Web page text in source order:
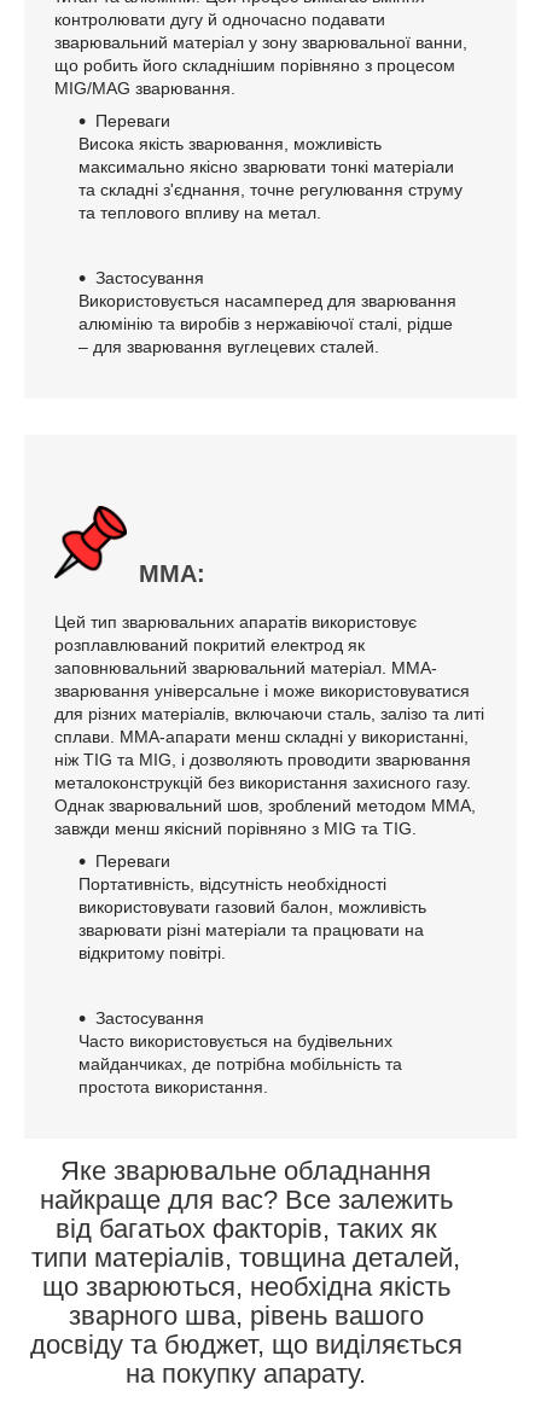
контролювати дугу й одночасно подавати
зварювальний матеріал у зону зварювальної ванни,
що робить його складнішим порівняно з процесом
MIG/MAG зварювання.
Переваги
Висока якість зварювання, можливість
максимально якісно зварювати тонкі матеріали
та складні з'єднання, точне регулювання струму
та теплового впливу на метал.
Застосування
Використовується насамперед для зварювання
алюмінію та виробів з нержавіючої сталі, рідше
– для зварювання вуглецевих сталей.
MMA:
Цей тип зварювальних апаратів використовує
розплавлюваний покритий електрод як
заповнювальний зварювальний матеріал. MMA-
зварювання універсальне і може використовуватися
для різних матеріалів, включаючи сталь, залізо та литі
сплави. ММА-апарати менш складні у використанні,
ніж TIG та MIG, і дозволяють проводити зварювання
металоконструкцій без використання захисного газу.
Однак зварювальний шов, зроблений методом ММА,
завжди менш якісний порівняно з MIG та TIG.
Переваги
Портативність, відсутність необхідності
використовувати газовий балон, можливість
зварювати різні матеріали та працювати на
відкритому повітрі.
Застосування
Часто використовується на будівельних
майданчиках, де потрібна мобільність та
простота використання.
Яке зварювальне обладнання
найкраще для вас? Все залежить
від багатьох факторів, таких як
типи матеріалів, товщина деталей,
що зварюються, необхідна якість
зварного шва, рівень вашого
досвіду та бюджет, що виділяється
на покупку апарату.